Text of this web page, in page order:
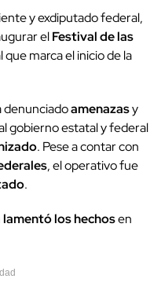
y exdiputado federal,
elFestival de las
marca el inicio de la
denunciadoamenazasy
gobierno estatal y federal
. Pese a contar con
, el operativo fue
.
lamentó los hechosen